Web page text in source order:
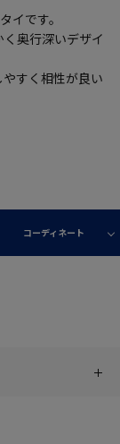
イです。
奥行深いデザイ
すく相性が良い
コーディネート